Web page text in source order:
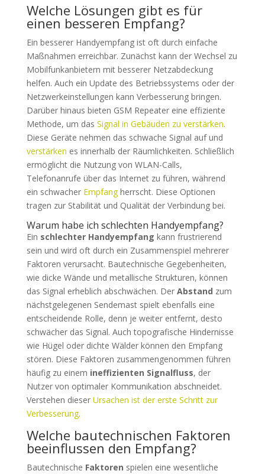
Welche Lösungen gibt es für
einen besseren Empfang?
Ein besserer Handyempfang ist oft durch einfache
Maßnahmen erreichbar. Zunächst kann der Wechsel zu
Mobilfunkanbietern mit besserer Netzabdeckung
helfen. Auch ein Update des Betriebssystems oder der
Netzwerkeinstellungen kann Verbesserung bringen.
Darüber hinaus bieten GSM Repeater eine effiziente
Methode, um das Signal in Gebäuden zu verstärken.
Diese Geräte nehmen das schwache Signal auf und
verstärken es innerhalb der Räumlichkeiten. Schließlich
ermöglicht die Nutzung von WLAN-Calls,
Telefonanrufe über das Internet zu führen, während
ein schwacher Empfangherrscht. Diese Optionen
tragen zur Stabilität und Qualität der Verbindung bei.
Warum habe ich schlechten Handyempfang?
Ein schlechter Handyempfang kann frustrierend
sein und wird oft durch ein Zusammenspiel mehrerer
Faktoren verursacht. Bautechnische Gegebenheiten,
wie dicke Wände und metallische Strukturen, können
das Signal erheblich abschwächen. Der Abstand zum
nächstgelegenen Sendemast spielt ebenfalls eine
entscheidende Rolle, denn je weiter entfernt, desto
schwächer das Signal. Auch topografische Hindernisse
wie Hügel oder dichte Wälder können den Empfang
stören. Diese Faktoren zusammengenommen führen
häufig zu einem ineffizienten Signalfluss, der
Nutzer von optimaler Kommunikation abschneidet.
Verstehen dieser Ursachen ist der erste Schritt zur
Verbesserung.
Welche bautechnischen Faktoren
beeinflussen den Empfang?
Bautechnische Faktoren spielen eine wesentliche